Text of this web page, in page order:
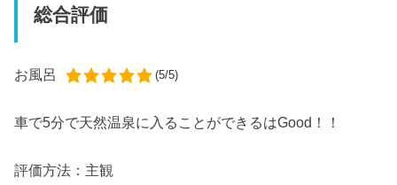
総合評価
お風呂 (5/5)
車で5分で天然温泉に入ることができるはGood！！
評価方法：主観